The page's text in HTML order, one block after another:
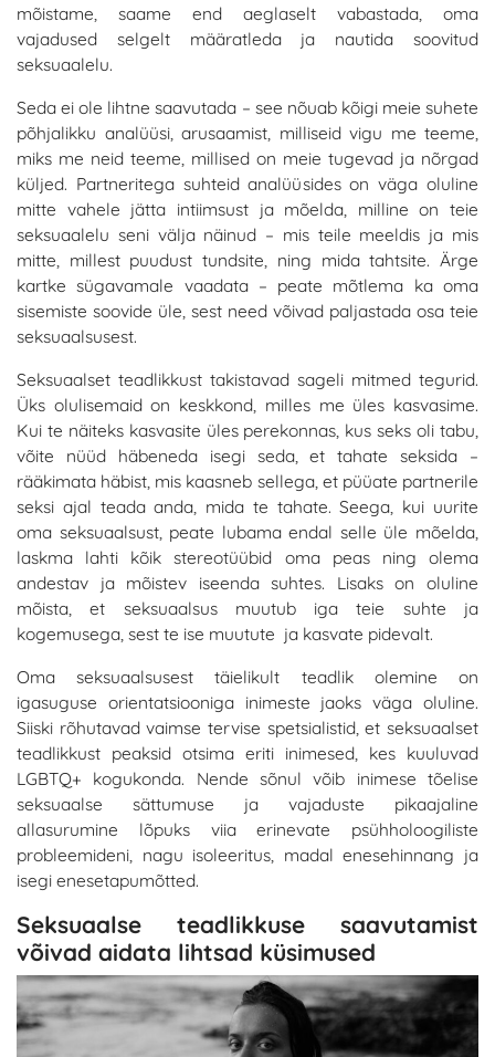
mõistame, saame end aeglaselt vabastada, oma
vajadused selgelt määratleda ja nautida soovitud
seksuaalelu.
Seda ei ole lihtne saavutada – see nõuab kõigi meie suhete
põhjalikku analüüsi, arusaamist, milliseid vigu me teeme,
miks me neid teeme, millised on meie tugevad ja nõrgad
küljed. Partneritega suhteid analüüsides on väga oluline
mitte vahele jätta intiimsust ja mõelda, milline on teie
seksuaalelu seni välja näinud – mis teile meeldis ja mis
mitte, millest puudust tundsite, ning mida tahtsite. Ärge
kartke sügavamale vaadata – peate mõtlema ka oma
sisemiste soovide üle, sest need võivad paljastada osa teie
seksuaalsusest.
Seksuaalset teadlikkust takistavad sageli mitmed tegurid.
Üks olulisemaid on keskkond, milles me üles kasvasime.
Kui te näiteks kasvasite üles perekonnas, kus seks oli tabu,
võite nüüd häbeneda isegi seda, et tahate seksida –
rääkimata häbist, mis kaasneb sellega, et püüate partnerile
seksi ajal teada anda, mida te tahate. Seega, kui uurite
oma seksuaalsust, peate lubama endal selle üle mõelda,
laskma lahti kõik stereotüübid oma peas ning olema
andestav ja mõistev iseenda suhtes. Lisaks on oluline
mõista, et seksuaalsus muutub iga teie suhte ja
kogemusega, sest te ise muutute ja kasvate pidevalt.
Oma seksuaalsusest täielikult teadlik olemine on
igasuguse orientatsiooniga inimeste jaoks väga oluline.
Siiski rõhutavad vaimse tervise spetsialistid, et seksuaalset
teadlikkust peaksid otsima eriti inimesed, kes kuuluvad
LGBTQ+ kogukonda. Nende sõnul võib inimese tõelise
seksuaalse sättumuse ja vajaduste pikaajaline
allasurumine lõpuks viia erinevate psühholoogiliste
probleemideni, nagu isoleeritus, madal enesehinnang ja
isegi enesetapumõtted.
Seksuaalse teadlikkuse saavutamist
võivad aidata lihtsad küsimused